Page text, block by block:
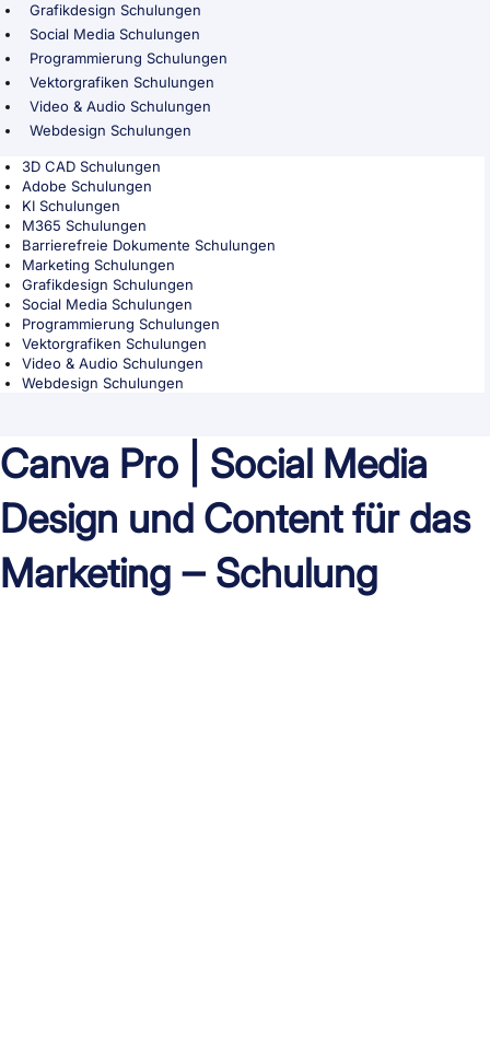
Grafikdesign Schulungen
Social Media Schulungen
Programmierung Schulungen
Vektorgrafiken Schulungen
Video & Audio Schulungen
Webdesign Schulungen
3D CAD Schulungen
Adobe Schulungen
KI Schulungen
M365 Schulungen
Barrierefreie Dokumente Schulungen
Marketing Schulungen
Grafikdesign Schulungen
Social Media Schulungen
Programmierung Schulungen
Vektorgrafiken Schulungen
Video & Audio Schulungen
Webdesign Schulungen
Canva Pro | Social Media
Design und Content für das
Marketing ‒ Schulung